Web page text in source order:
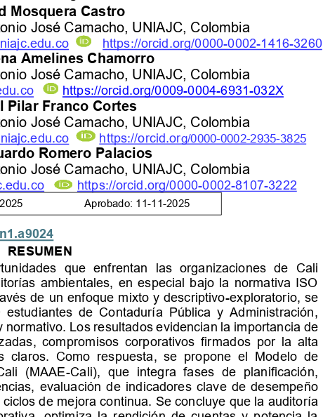
Mosquera Castro
José Camacho, UNIAJC, Colombia
https://orcid.org/0000-0002-1416-3260
Amelines Chamorro
José Camacho, UNIAJC, Colombia
https://orcid.org/0009-0004-6931-032X
Pilar Franco Cortes
José Camacho, UNIAJC, Colombia
https://orcid.org/0000-0002-2935-3825
Romero Palacios
José Camacho, UNIAJC, Colombia
https://orcid.org/0000-0002-8107-3222
RESUMEN
que  enfrentan  las  organizaciones  de  Cali
ambientales, en especial bajo la normativa ISO
de un enfoque mixto y descriptivo-exploratorio, se
de  Contaduría  Pública  y  Administración,
Los resultados evidencian la importancia de
compromisos  corporativos  firmados  por  la  alta
claros.  Como  respuesta,  se  propone  el  Modelo  de
(MAAE-Cali),  que  integra  fases  de  planificación,
evaluación de indicadores clave de desempeño
de mejora continua. Se concluye que la auditoría
Aprobado: 11-11-2025